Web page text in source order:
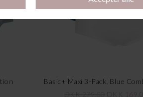
Basic+ Maxi 3-Pack, Blue